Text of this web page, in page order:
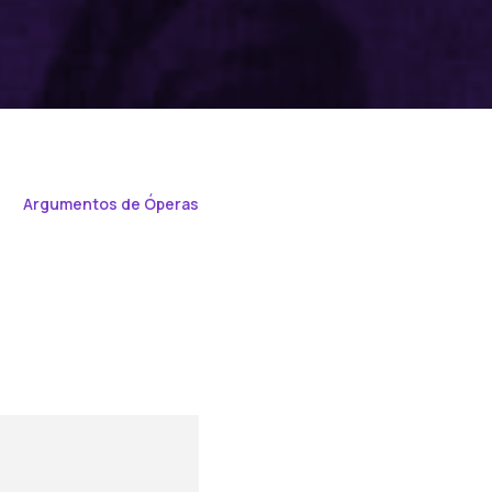
Argumentos de Óperas